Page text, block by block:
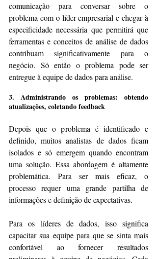
comunicação para conversar sobre o
problema com o líder empresarial e chegar à
especificidade necessária que permitirá que
ferramentas e conceitos de análise de dados
contribuam significativamente para o
negócio. Só então o problema pode ser
entregue à equipe de dados para análise.
3. Administrando os problemas: obtendo
atualizações, coletando feedback
Depois que o problema é identificado e
definido, muitos analistas de dados ficam
isolados e só emergem quando encontram
uma solução. Essa abordagem é altamente
problemática. Para ser mais eficaz, o
processo requer uma grande partilha de
informações e definição de expectativas.
Para os líderes de dados, isso significa
capacitar sua equipe para que se sinta mais
confortável ao fornecer resultados